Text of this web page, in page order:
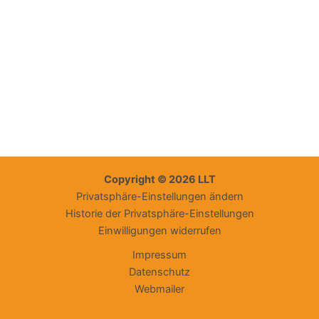
Copyright © 2026 LLT
Privatsphäre-Einstellungen ändern
Historie der Privatsphäre-Einstellungen
Einwilligungen widerrufen
Impressum
Datenschutz
Webmailer